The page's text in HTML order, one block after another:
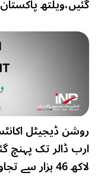
لاکھ 46 ہزار سے تجاوز کر گئی،ویلتھ پاکستان